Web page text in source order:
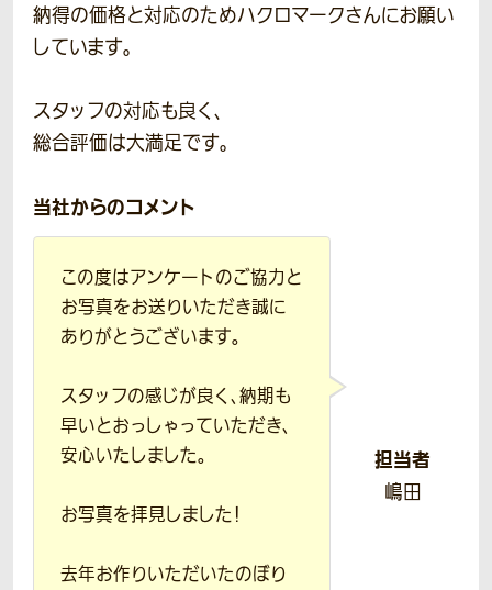
納得の価格と対応のためハクロマークさんにお願い
しています。
スタッフの対応も良く、
総合評価は大満足です。
当社からのコメント
この度はアンケートのご協力と
お写真をお送りいただき誠に
ありがとうございます。
スタッフの感じが良く、納期も
早いとおっしゃっていただき、
安心いたしました。
お写真を拝見しました！
去年お作りいただいたのぼり
担当者
嶋田